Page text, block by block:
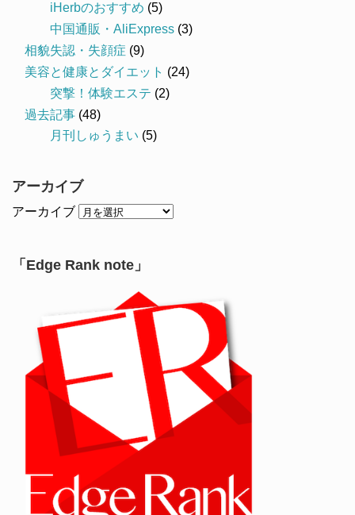
iHerbのおすすめ (5)
中国通販・AliExpress (3)
相貌失認・失顔症 (9)
美容と健康とダイエット (24)
突撃！体験エステ (2)
過去記事 (48)
月刊しゅうまい (5)
アーカイブ
アーカイブ
「Edge Rank note」